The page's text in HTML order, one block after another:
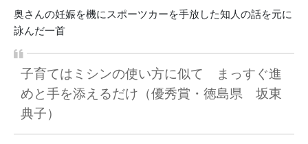
奥さんの妊娠を機にスポーツカーを手放した知人の話を元に
詠んだ一首
子育てはミシンの使い方に似て まっすぐ進
めと手を添えるだけ（優秀賞・徳島県 坂東
典子）